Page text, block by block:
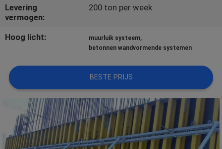
EEN
CITAAT
Levering
vermogen:
200 ton per week
Hoog licht: muurluik systeem,
betonnen wandvormende systemen
BESTE PRIJS